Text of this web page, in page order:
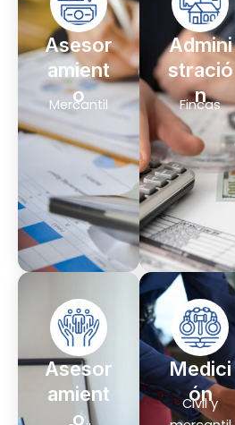
Asesor
amient
o
Mercantil
Admini
stració
n
Fincas
Asesor
amient
o
Medici
ón
Civil y